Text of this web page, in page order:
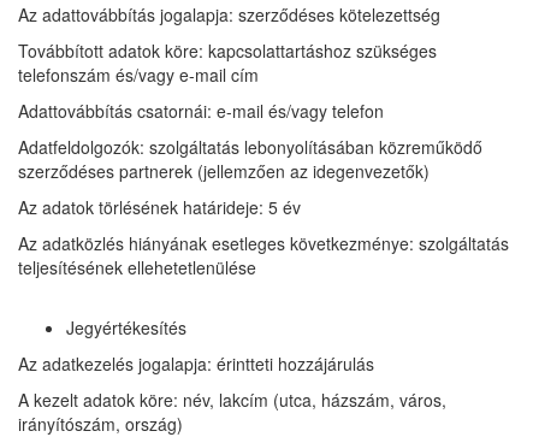
Az adattovábbítás jogalapja: szerződéses kötelezettség
Továbbított adatok köre: kapcsolattartáshoz szükséges
telefonszám és/vagy e-mail cím
Adattovábbítás csatornái: e-mail és/vagy telefon
Adatfeldolgozók: szolgáltatás lebonyolításában közreműködő
szerződéses partnerek (jellemzően az idegenvezetők)
Az adatok törlésének határideje: 5 év
Az adatközlés hiányának esetleges következménye: szolgáltatás
teljesítésének ellehetetlenülése
Jegyértékesítés
Az adatkezelés jogalapja: érintteti hozzájárulás
A kezelt adatok köre: név, lakcím (utca, házszám, város,
irányítószám, ország)